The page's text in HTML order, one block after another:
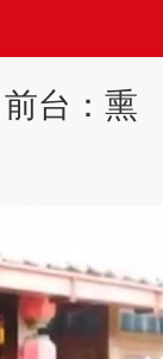
台：熏